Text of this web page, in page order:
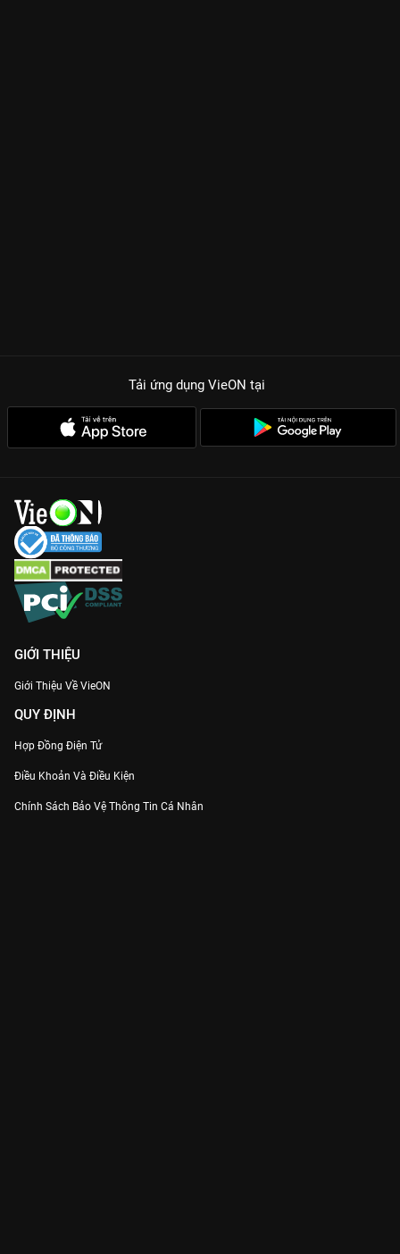
Tải ứng dụng VieON tại
GIỚI THIỆU
Giới Thiệu Về VieON
QUY ĐỊNH
Hợp Đồng Điện Tử
Điều Khoản Và Điều Kiện
Chính Sách Bảo Vệ Thông Tin Cá Nhân